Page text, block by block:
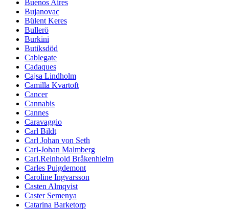
Buenos Aires
Bujanovac
Bülent Keres
Bullerö
Burkini
Butiksdöd
Cablegate
Cadaques
Cajsa Lindholm
Camilla Kvartoft
Cancer
Cannabis
Cannes
Caravaggio
Carl Bildt
Carl Johan von Seth
Carl-Johan Malmberg
Carl.Reinhold Bråkenhielm
Carles Puigdemont
Caroline Ingvarsson
Casten Almqvist
Caster Semenya
Catarina Barketorp